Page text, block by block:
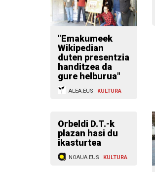
"Emakumeek
Wikipedian
duten presentzia
handitzea da
gure helburua"
ALEA.EUS KULTURA
Orbeldi D.T.-k
plazan hasi du
ikasturtea
NOAUA.EUS KULTURA